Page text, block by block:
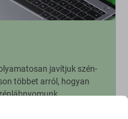
javítjuk szén-
többet arról, hogyan